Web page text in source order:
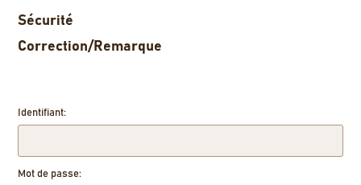
Sécurité
Correction/Remarque
Identifiant:
Mot de passe: